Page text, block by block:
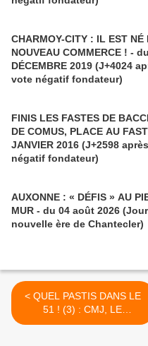
CHARMOY-CITY : IL EST NÉ
NOUVEAU COMMERCE ! - du 24
DÉCEMBRE 2019 (J+4024 après le
vote négatif fondateur)
FINIS LES FASTES DE
DE COMUS, PLACE AU
JANVIER 2016 (J+2598
négatif fondateur)
AUXONNE : « DÉFIS » AU
MUR - du 04 août 2026
nouvelle ère de Chantecler)
< QUEL PASTIS DANS LE
51 ! (3) : CMJ, LE
COLLÈGE ÉVACUÉ ! - du